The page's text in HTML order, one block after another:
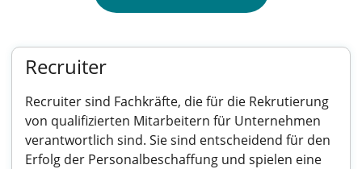
Recruiter
Recruiter sind Fachkräfte, die für die Rekrutierung
von qualifizierten Mitarbeitern für Unternehmen
verantwortlich sind. Sie sind entscheidend für den
Erfolg der Personalbeschaffung und spielen eine